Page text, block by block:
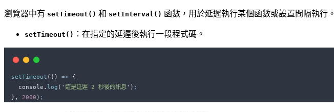
瀏覽器中有 setTimeout() 和 setInterval() 函數，用於延遲執行某個函數或設置間隔執行。
setTimeout() ：在指定的延遲後執行一段程式碼。
setTimeout ( () =>
{
console . log ( ' 這是延遲 2 秒後的訊息' ) ;
},
2000 ) ;